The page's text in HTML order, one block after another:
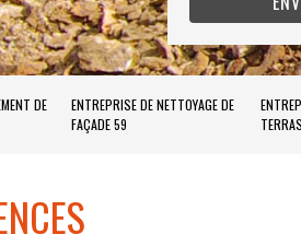
DE
ENTREPRISE DE NETTOYAGE DE
FAÇADE 59